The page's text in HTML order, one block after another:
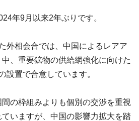
年9月以来2年ぶりです。
外相会合では、中国によるレアア
、重要鉱物の供給網強化に向けた
設置で合意しています。
間の枠組みよりも個別の交渉を重視
いますが、中国の影響力拡大を踏